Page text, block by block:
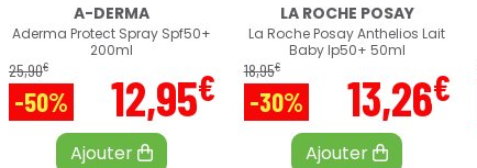
A-DERMA
Aderma Protect Spray Spf50+
200ml
25,90€
-50% 12,95€
Ajouter
LA ROCHE POSAY
La Roche Posay Anthelios Lait
Baby Ip50+ 50ml
18,95€
-30% 13,26€
Ajouter